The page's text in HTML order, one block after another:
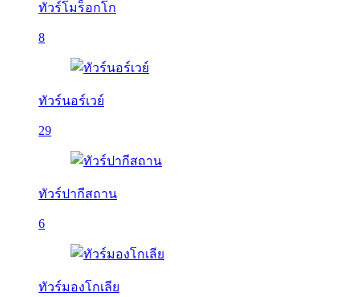
ทัวร์โมร็อกโก
8
ทัวร์นอร์เวย์
29
ทัวร์ปากีสถาน
6
ทัวร์มองโกเลีย